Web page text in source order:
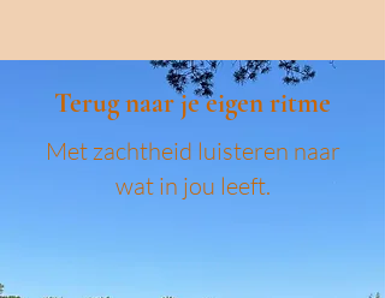
Terug naar je eigen ritme
Met zachtheid luisteren naar
wat in jou leeft.